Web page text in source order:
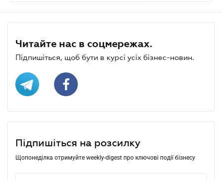
Читайте нас в соцмережах.
Підпишіться, щоб бути в курсі усіх бізнес-новин.
Підпишіться на розсилку
Щопонеділка отримуйте weekly-digest про ключові події бізнесу